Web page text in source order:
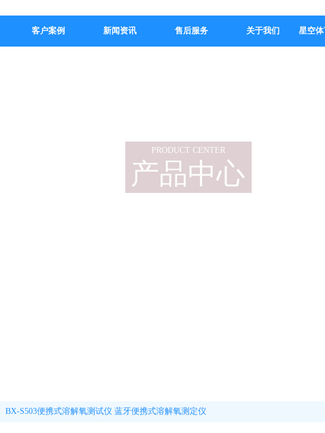
客户案例 新闻资讯 售后服务 关于我们 星空体
产品中心
PRODUCT CENTER
BX-S503便携式溶解氧测试仪 蓝牙便携式溶解氧测定仪